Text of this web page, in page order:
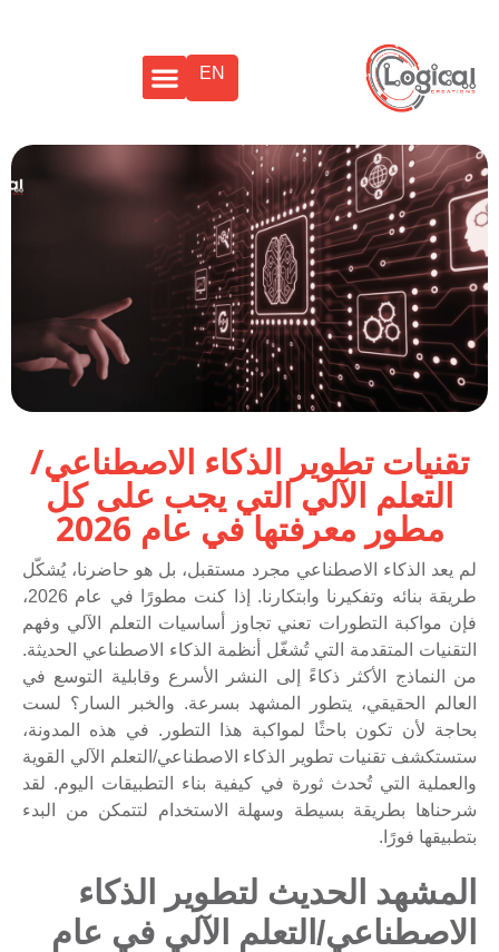
EN
تقنيات تطوير الذكاء الاصطناعي/
التعلم الآلي التي يجب على كل
مطور معرفتها في عام 2026
لم يعد الذكاء الاصطناعي مجرد مستقبل، بل هو حاضرنا، يُشكّل
طريقة بنائه وتفكيرنا وابتكارنا. إذا كنت مطورًا في عام 2026،
فإن مواكبة التطورات تعني تجاوز أساسيات التعلم الآلي وفهم
التقنيات المتقدمة التي تُشغّل أنظمة الذكاء الاصطناعي الحديثة.
من النماذج الأكثر ذكاءً إلى النشر الأسرع وقابلية التوسع في
العالم الحقيقي، يتطور المشهد بسرعة. والخبر السار؟ لست
بحاجة لأن تكون باحثًا لمواكبة هذا التطور. في هذه المدونة،
ستستكشف تقنيات تطوير الذكاء الاصطناعي/التعلم الآلي القوية
والعملية التي تُحدث ثورة في كيفية بناء التطبيقات اليوم. لقد
شرحناها بطريقة بسيطة وسهلة الاستخدام لتتمكن من البدء
بتطبيقها فورًا.
المشهد الحديث لتطوير الذكاء
الاصطناعي/التعلم الآلي في عام